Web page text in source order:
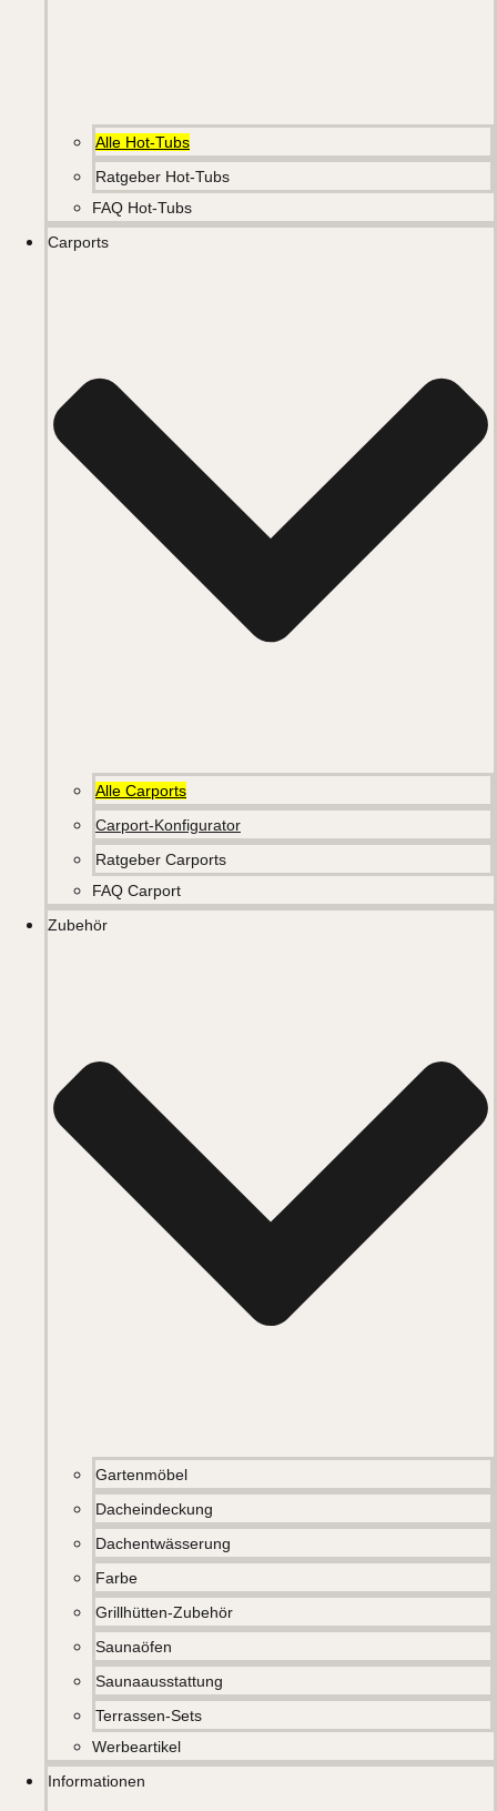
Alle Hot-Tubs
Ratgeber Hot-Tubs
FAQ Hot-Tubs
Carports
Alle Carports
Carport-Konfigurator
Ratgeber Carports
FAQ Carport
Zubehör
Gartenmöbel
Dacheindeckung
Dachentwässerung
Farbe
Grillhütten-Zubehör
Saunaöfen
Saunaausstattung
Terrassen-Sets
Werbeartikel
Informationen